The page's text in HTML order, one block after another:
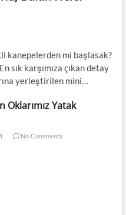
kanepelerden mi başlasak?
sık karşımıza çıkan detay
yerleştirilen mini…
Oklarımız Yatak
No Comments